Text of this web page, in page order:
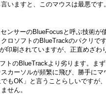
いますと、このマウスは最悪です
ンサーのBlueFocusと呼ぶ技術が
ロソフトのBlueTrackのパクリで
印刷されていますが、正直めざわ
トのBlueTrackより劣ります。ま
カーソルが頻繁に飛び、勝手にマ
もOK」と言うことらしいですが
せん。